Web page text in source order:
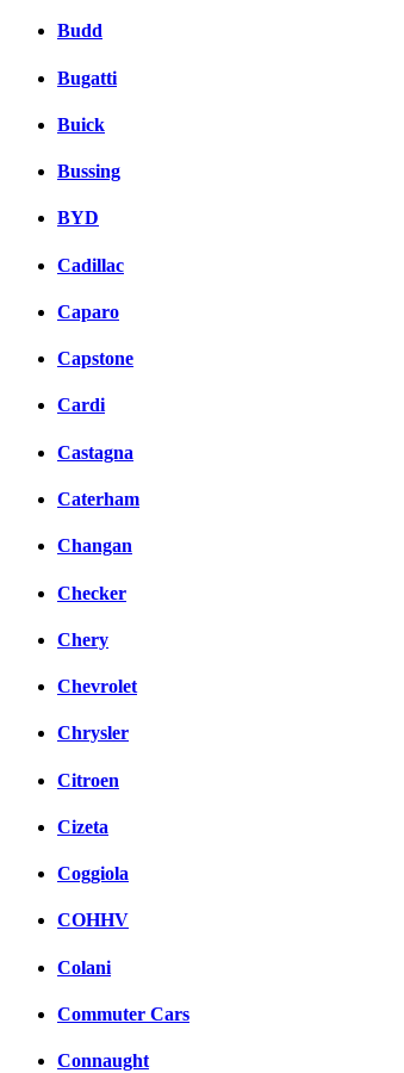
Budd
Bugatti
Buick
Bussing
BYD
Cadillac
Caparo
Capstone
Cardi
Castagna
Caterham
Changan
Checker
Chery
Chevrolet
Chrysler
Citroen
Cizeta
Coggiola
COHHV
Colani
Commuter Cars
Connaught